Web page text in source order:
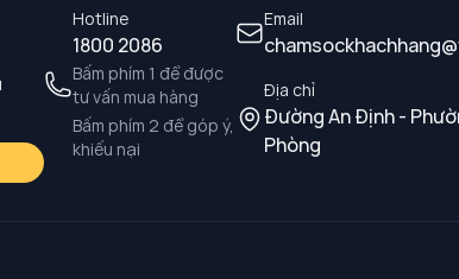
Hotline
1800 2086
Bấm phím 1 để được
tư vấn mua hàng
Bấm phím 2 để góp ý,
khiếu nại
Email
Địa chỉ
Đường An Định -
Phòng